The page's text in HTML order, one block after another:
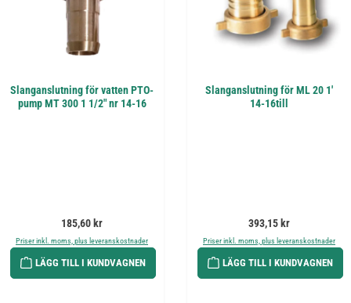
Slanganslutning för vatten PTO-
pump MT 300 1 1/2" nr 14-16
Ordinarie pris:
185,60 kr
Priser inkl. moms, plus leveranskostnader
LÄGG TILL I KUNDVAGNEN
Slanganslutning för ML 20 1'
14-16till
Ordinarie pris:
393,15 kr
Priser inkl. moms, plus leveranskostnader
LÄGG TILL I KUNDVAGNEN